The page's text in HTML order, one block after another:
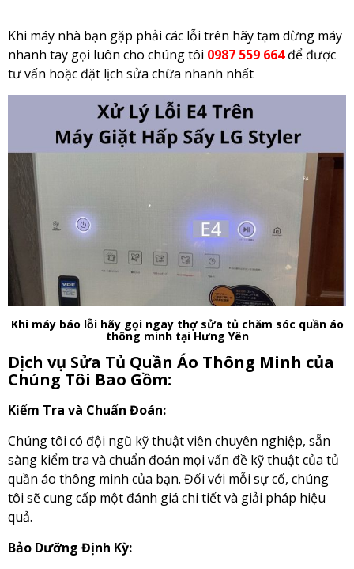
Khi máy nhà bạn gặp phải các lỗi trên hãy tạm dừng máy
nhanh tay gọi luôn cho chúng tôi 0987 559 664để được
tư vấn hoặc đặt lịch sửa chữa nhanh nhất
Khi máy báo lỗi hãy gọi ngay thợ sửa tủ chăm sóc quần áo
thông minh tại Hưng Yên
Dịch vụ Sửa Tủ Quần Áo Thông Minh của
Chúng Tôi Bao Gồm:
Kiểm Tra và Chuẩn Đoán:
Chúng tôi có đội ngũ kỹ thuật viên chuyên nghiệp, sẵn
sàng kiểm tra và chuẩn đoán mọi vấn đề kỹ thuật của tủ
quần áo thông minh của bạn. Đối với mỗi sự cố, chúng
tôi sẽ cung cấp một đánh giá chi tiết và giải pháp hiệu
quả.
Bảo Dưỡng Định Kỳ: